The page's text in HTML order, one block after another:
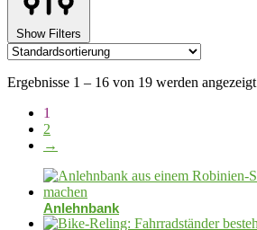
Show Filters
Ergebnisse 1 – 16 von 19 werden angezeigt
1
2
→
Anlehnbank